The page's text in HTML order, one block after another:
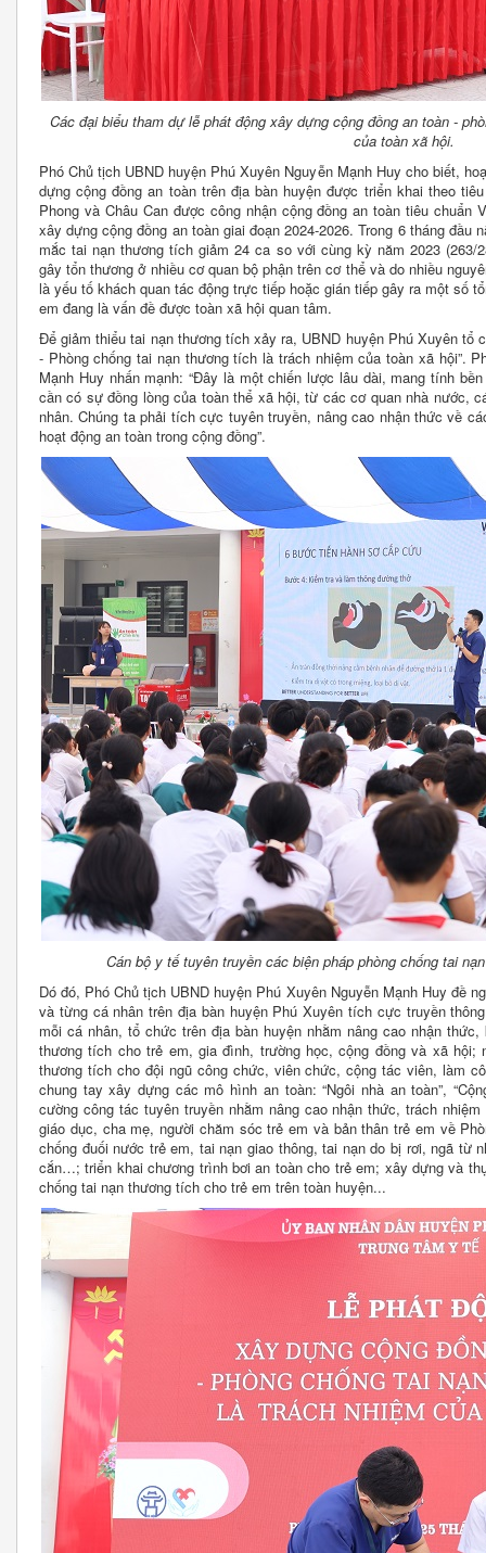
Các đại biểu tham dự lễ phát động xây dựng cộng đồng an toàn -
của toàn xã hội.
Phó Chủ tịch UBND huyện Phú Xuyên Nguyễn Mạnh Huy cho biết,
dựng cộng đồng an toàn trên địa bàn huyện được triển khai theo
Phong và Châu Can được công nhận cộng đồng an toàn tiêu
xây dựng cộng đồng an toàn giai đoạn 2024-2026. Trong 6 tháng đầu
mắc tai nạn thương tích giảm 24 ca so với cùng kỳ năm 2023
gây tổn thương ở nhiều cơ quan bộ phận trên cơ thể và do nhiều
là yếu tố khách quan tác động trực tiếp hoặc gián tiếp gây ra một số
em đang là vấn đề được toàn xã hội quan tâm.
Để giảm thiểu tai nạn thương tích xảy ra, UBND huyện Phú Xuyên tổ
- Phòng chống tai nạn thương tích là trách nhiệm của toàn xã hội”.
Mạnh Huy nhấn mạnh: “Đây là một chiến lược lâu dài, mang tính
cần có sự đồng lòng của toàn thể xã hội, từ các cơ quan nhà nước,
nhân. Chúng ta phải tích cực tuyên truyền, nâng cao nhận thức về
hoạt động an toàn trong cộng đồng”.
Cán bộ y tế tuyên truyền các biện pháp phòng chống tai
Dó đó, Phó Chủ tịch UBND huyện Phú Xuyên Nguyễn Mạnh Huy đề
và từng cá nhân trên địa bàn huyện Phú Xuyên tích cực truyền
mỗi cá nhân, tổ chức trên địa bàn huyện nhằm nâng cao nhận
thương tích cho trẻ em, gia đình, trường học, cộng đồng và xã hội;
thương tích cho đội ngũ công chức, viên chức, cộng tác viên, làm
chung tay xây dựng các mô hình an toàn: “Ngôi nhà an toàn”,
cường công tác tuyên truyền nhằm nâng cao nhận thức, trách
giáo dục, cha mẹ, người chăm sóc trẻ em và bản thân trẻ em về
chống đuối nước trẻ em, tai nạn giao thông, tai nạn do bị rơi, ngã từ
cắn…; triển khai chương trình bơi an toàn cho trẻ em; xây dựng và
chống tai nạn thương tích cho trẻ em trên toàn huyện...